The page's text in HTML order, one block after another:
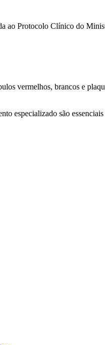
ao Protocolo Clínico do
vermelhos, brancos e
especializado são